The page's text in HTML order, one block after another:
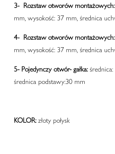
3- Rozstaw otworów
mm, wysokość: 37 mm, średnica
4- Rozstaw otworów
mm, wysokość: 37 mm, średnica
5- Pojedynczy otwór- gałka:średnica:
średnica podstawy:30 mm
KOLOR:złoty połysk